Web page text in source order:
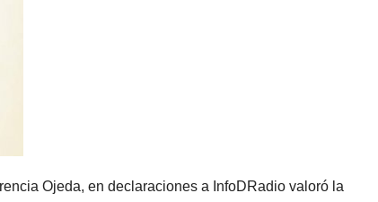
Ojeda, en declaraciones a InfoDRadio valoró la